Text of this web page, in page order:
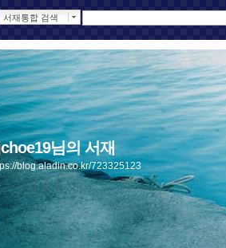
서재통합 검색
님의 서재
blog.aladin.co.kr/723325123